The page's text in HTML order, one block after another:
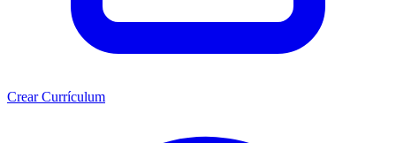
Crear Currículum